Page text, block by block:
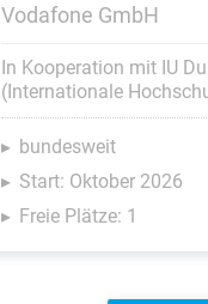
Vodafone GmbH
In Kooperation mit IU
(Internationale
bundesweit
Start: Oktober 2026
Freie Plätze: 1